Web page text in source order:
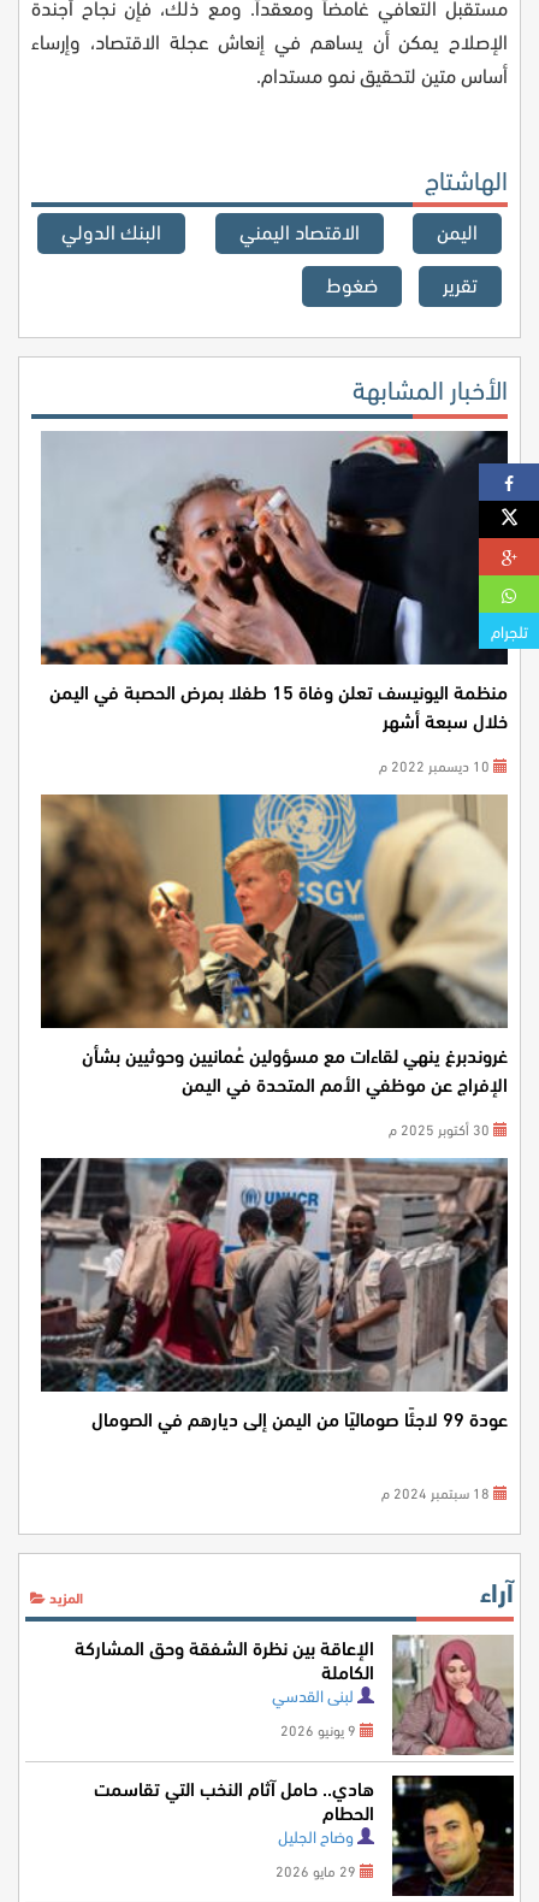
مستقبل التعافي غامضاً ومعقداً. ومع ذلك، فإن نجاح أجندة
الإصلاح يمكن أن يساهم في إنعاش عجلة الاقتصاد، وإرساء
أساس متين لتحقيق نمو مستدام.
الهاشتاج
اليمن الاقتصاد اليمني
البنك الدولي
تقرير
ضغوط
الأخبار المشابهة
منظمة اليونيسف تعلن وفاة 15 طفلا بمرض الحصبة في اليمن
خلال سبعة أشهر
غروندبرغ ينهي لقاءات مع مسؤولين عُمانيين وحوثيين بشأن
الإفراج عن موظفي الأمم المتحدة في اليمن
عودة 99 لاجئًا صوماليًا من اليمن إلى ديارهم في الصومال
آراء المزيد
الإعاقة بين نظرة الشفقة وحق المشاركة
الكاملة
لبنى القدسي
هادي.. حامل آثام النخب التي تقاسمت
الحطام
وضاح الجليل
تلجرام